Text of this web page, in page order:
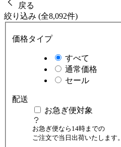
戻る
絞り込み (全8,092件)
価格タイプ
すべて
通常価格
セール
配送
お急ぎ便対象
お急ぎ便なら14時までの
ご注文で当日出荷いたします。